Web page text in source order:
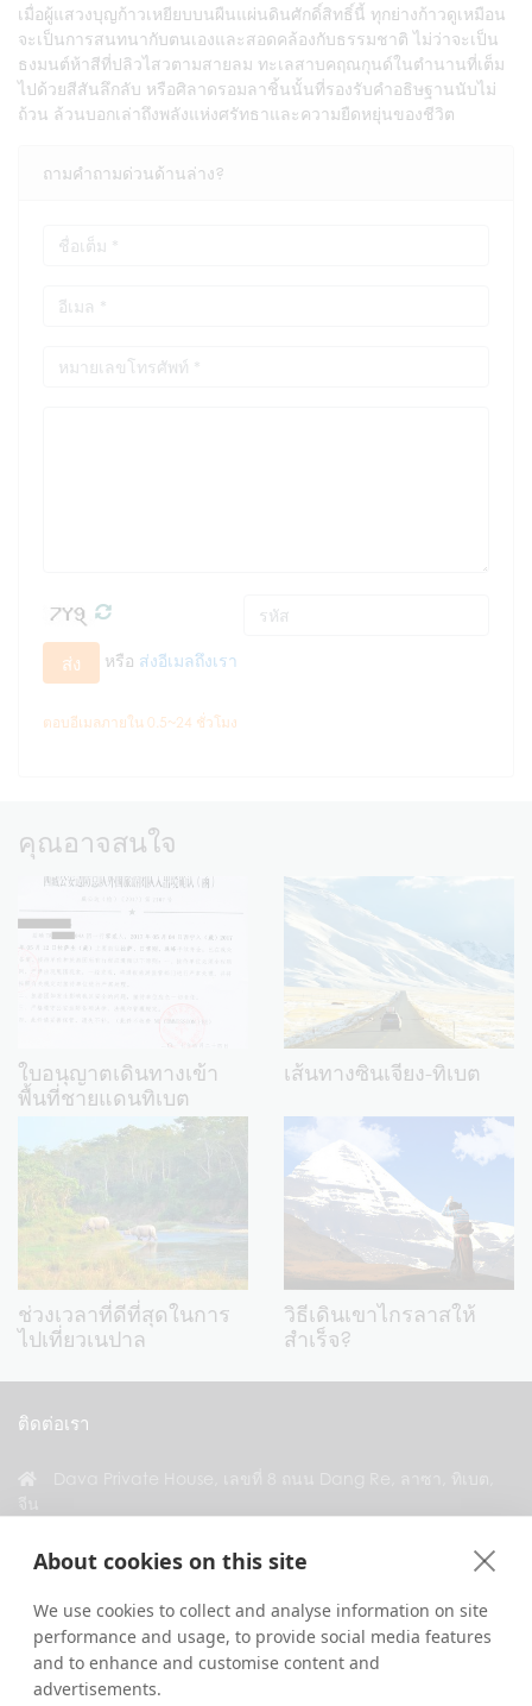
About cookies on this site
We use cookies to collect and analyse information on site
performance and usage, to provide social media features
and to enhance and customise content and
advertisements.
เมื่อผู้แสวงบุญก้าวเหยียบบนผืนแผ่นดินศักดิ์สิทธิ์นี้ ทุกย่างก้าวดูเหมือน
จะเป็นการสนทนากับตนเองและสอดคล้องกับธรรมชาติ ไม่ว่าจะเป็น
ธงมนต์ห้าสีที่ปลิวไสวตามสายลม ทะเลสาบคฤณกุนด์ในตำนานที่เต็ม
ไปด้วยสีสันลึกลับ หรือศิลาดรอมลาชิ้นนั้นที่รองรับคำอธิษฐานนับไม่
ถ้วน ล้วนบอกเล่าถึงพลังแห่งศรัทธาและความยืดหยุ่นของชีวิต
ถามคำถามด่วนด้านล่าง?
ส่ง หรือ ส่งอีเมลถึงเรา
ตอบอีเมลภายใน 0.5~24 ชั่วโมง
คุณอาจสนใจ
ใบอนุญาตเดินทางเข้า
พื้นที่ชายแดนทิเบต
เส้นทางซินเจียง-ทิเบต
ช่วงเวลาที่ดีที่สุดในการ
ไปเที่ยวเนปาล
วิธีเดินเขาไกรลาสให้
สำเร็จ?
ติดต่อเรา
เชื่อมต่อกับเรา